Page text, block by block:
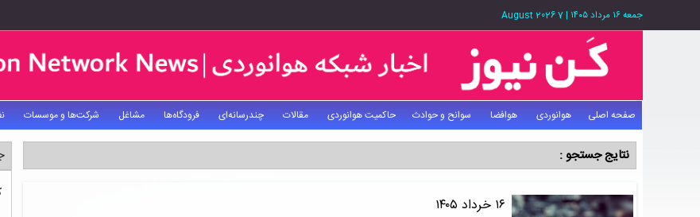
جمعه ۱۶ مرداد ۱۴۰۵ |
7 August 2026
صفحه اصلی هوانوردی هوافضا سوانح و حوادث حاکمیت هوانوردی مقالات چندرسانه‌ای فرودگاه‌ها مشاغل شرکت‌ها و موسسات
نتایج جستجو :
۱۶ خرداد ۱۴۰۵